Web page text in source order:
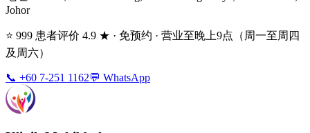
Johor
⭐ 999 患者评价 4.9 ★ · 免预约 · 营业至晚上9点（周一至周四
及周六）
📞 +60 7-251 1162💬 WhatsApp